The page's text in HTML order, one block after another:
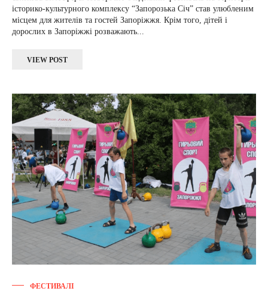
історико-культурного комплексу “Запорозька Січ” став улюбленим
місцем для жителів та гостей Запоріжжя. Крім того, дітей і
дорослих в Запоріжжі розважають...
VIEW POST
ФЕСТИВАЛІ